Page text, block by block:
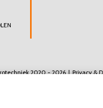
2020 - 2026 Privacy &